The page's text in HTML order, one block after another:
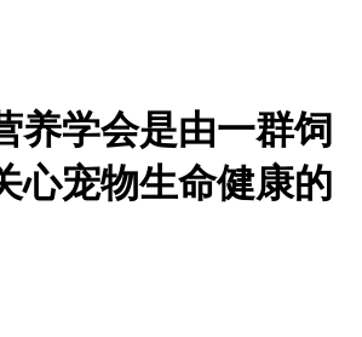
养学会是由一群饲
心宠物生命健康的